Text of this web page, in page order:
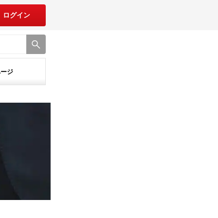
ログイン
ジ